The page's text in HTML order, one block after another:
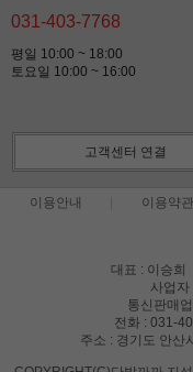
031-403-7768
평일 10:00 ~ 18:00
토요일 10:00 ~ 16:00
고객센터 연결
이용안내 이용약관
대표 : 이승희
사업
통신판매
전화 : 031-
주소 : 경기도 안산